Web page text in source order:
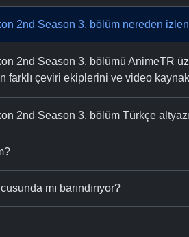
2nd Season 3. bölüm nereden
2nd Season 3. bölümü AnimeTR
farklı çeviri ekiplerini ve video
2nd Season 3. bölüm Türkçe
mı barındırıyor?